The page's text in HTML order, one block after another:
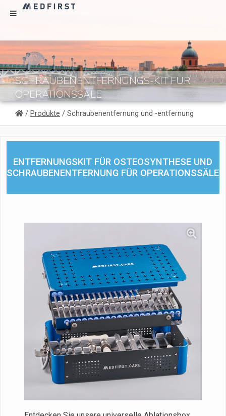
SCHRAUBENENTFERNUNGS-KIT FÜR
OPERATIONSSÄLE
/ Produkte / Schraubenentfernung und -entfernung
ENTFERNUNGSKIT FÜR OSTEOSYNTHESE UND
SCHRAUBENENTFERNUNG FÜR OPERATIONSSÄLE